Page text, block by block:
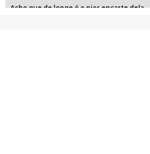
Acho que de longe é o pior encarte dela.